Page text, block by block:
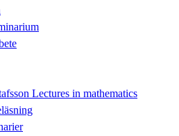
Lectures in mathematics